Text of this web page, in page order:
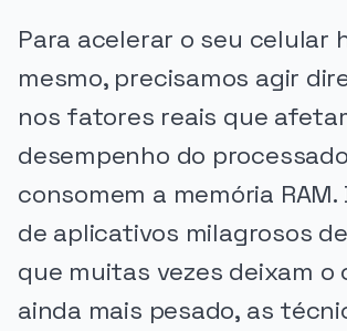
Para acelerar o seu celular
mesmo, precisamos agir
nos fatores reais que
desempenho do
consomem a memória
de aplicativos milagrosos
que muitas vezes deixam o
ainda mais pesado, as